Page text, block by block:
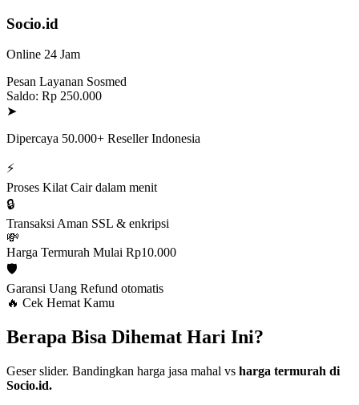
Socio.id
Online 24 Jam
Pesan Layanan Sosmed
Saldo: Rp 250.000
➤
Dipercaya 50.000+ Reseller Indonesia
⚡
Proses Kilat Cair dalam menit
🔒
Transaksi Aman SSL & enkripsi
💸
Harga Termurah Mulai Rp10.000
🛡️
Garansi Uang Refund otomatis
🔥 Cek Hemat Kamu
Berapa Bisa Dihemat Hari Ini?
Geser slider. Bandingkan harga jasa mahal vs harga termurah di
Socio.id.